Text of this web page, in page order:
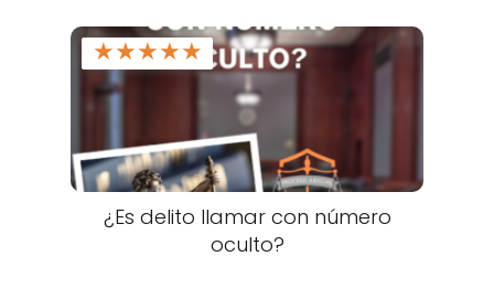
★★★★★
¿Es delito llamar con número
oculto?